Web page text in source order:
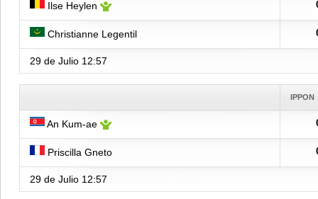
Ilse Heylen
Christianne Legentil
29 de Julio 12:57
IPPON
An Kum-ae
Priscilla Gneto
29 de Julio 12:57